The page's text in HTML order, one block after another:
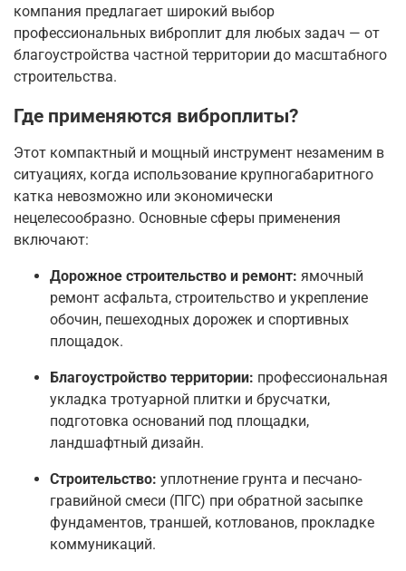
компания предлагает широкий выбор
профессиональных виброплит для любых задач — от
благоустройства частной территории до масштабного
строительства.
Где применяются виброплиты?
Этот компактный и мощный инструмент незаменим в
ситуациях, когда использование крупногабаритного
катка невозможно или экономически
нецелесообразно. Основные сферы применения
включают:
Дорожное строительство и ремонт: ямочный
ремонт асфальта, строительство и укрепление
обочин, пешеходных дорожек и спортивных
площадок.
Благоустройство территории: профессиональная
укладка тротуарной плитки и брусчатки,
подготовка оснований под площадки,
ландшафтный дизайн.
Строительство: уплотнение грунта и песчано-
гравийной смеси (ПГС) при обратной засыпке
фундаментов, траншей, котлованов, прокладке
коммуникаций.